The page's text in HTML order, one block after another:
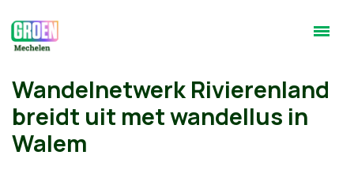
Wandelnetwerk Rivierenland
breidt uit met wandellus in
Walem